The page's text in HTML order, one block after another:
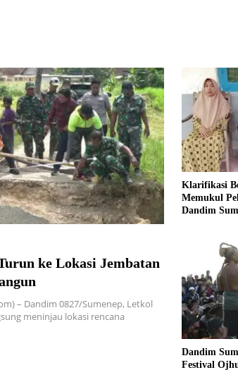
Lokasi Jembatan
– Dandim 0827/Sumenep, Letkol
meninjau lokasi rencana
Klarifikasi
Memukul
Dandim
Dandim
Festival